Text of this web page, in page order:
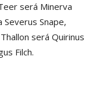
será Minerva
Severus Snape,
será Quirinus
Filch.